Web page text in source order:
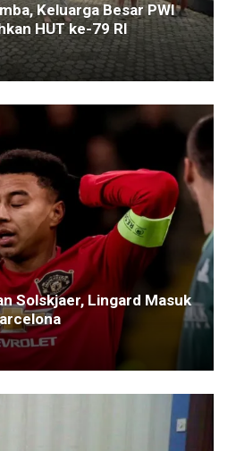
Keluarga Besar PWI
HUT ke-79 RI
Solskjaer, Lingard Masuk